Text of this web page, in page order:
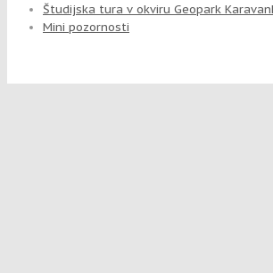
Študijska tura v okviru Geopark
Mini pozornosti